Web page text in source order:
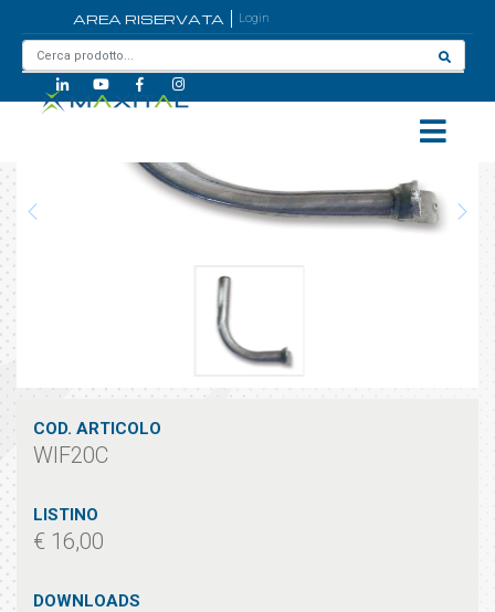
AREA RISERVATA Login
COD. ARTICOLO
WIF20C
LISTINO
€ 16,00
DOWNLOADS